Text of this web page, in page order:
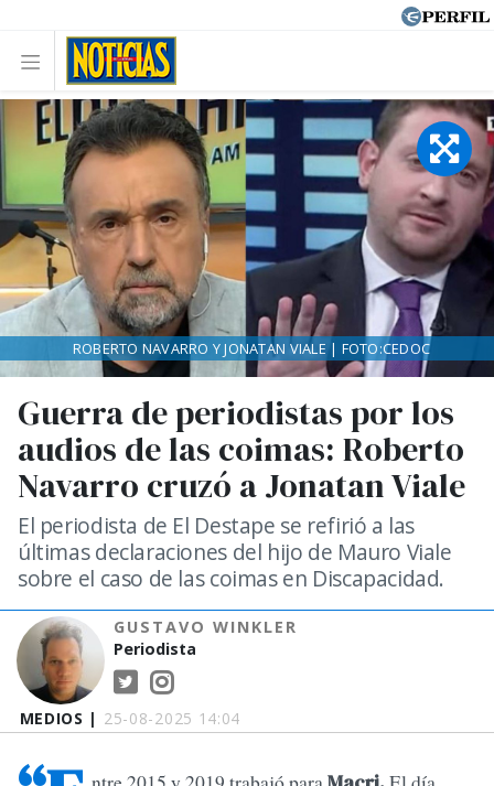
MEDIOS | 25-08-2025 14:04
Guerra de periodistas por los
audios de las coimas: Roberto
Navarro cruzó a Jonatan Viale
El periodista de El Destape se refirió a las
últimas declaraciones del hijo de Mauro Viale
sobre el caso de las coimas en Discapacidad.
GUSTAVO WINKLER
Periodista
ROBERTO NAVARRO Y JONATAN VIALE | FOTO:CEDOC